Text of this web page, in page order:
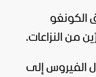
من النزاعات.
الفيروس إلى